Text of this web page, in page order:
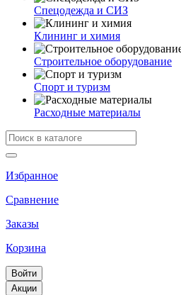
Спецодежда и СИЗ
Клининг и химия
Строительное оборудование
Спорт и туризм
Расходные материалы
Избранное
Сравнение
Заказы
Корзина
Войти
Акции